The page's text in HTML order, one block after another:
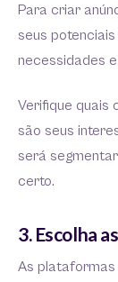
Para criar
seus
necessidades
Verifique quais
são seus
será
certo.
3. Escolha
As plataformas